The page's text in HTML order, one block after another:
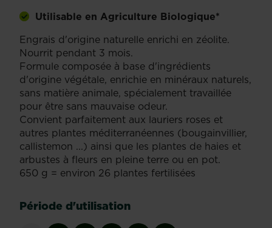
Utilisable en Agriculture Biologique*
Engrais d'origine naturelle enrichi en zéolite.
Nourrit pendant 3 mois.
Formule composée à base d'ingrédients
d'origine végétale, enrichie en minéraux naturels,
sans matière animale, spécialement travaillée
pour être sans mauvaise odeur.
Convient parfaitement aux lauriers roses et
autres plantes méditerranéennes (bougainvillier,
callistemon ...) ainsi que les plantes de haies et
arbustes à fleurs en pleine terre ou en pot.
650 g = environ 26 plantes fertilisées
Période d'utilisation